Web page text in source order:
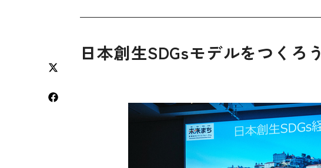
日本創生SDGsモデルをつくろう